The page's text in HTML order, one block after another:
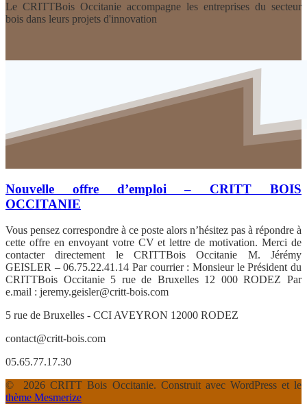
Le CRITTBois Occitanie accompagne les entreprises du secteur
bois dans leurs projets d'innovation
Nouvelle offre d’emploi – CRITT BOIS
OCCITANIE
Vous pensez correspondre à ce poste alors n’hésitez pas à répondre à
cette offre en envoyant votre CV et lettre de motivation. Merci de
contacter directement le CRITTBois Occitanie M. Jérémy
GEISLER – 06.75.22.41.14 Par courrier : Monsieur le Président du
CRITTBois Occitanie 5 rue de Bruxelles 12 000 RODEZ Par
e.mail : jeremy.geisler@critt-bois.com
5 rue de Bruxelles - CCI AVEYRON 12000 RODEZ
contact@critt-bois.com
05.65.77.17.30
© 2026 CRITT Bois Occitanie. Construit avec WordPress et le
thème Mesmerize